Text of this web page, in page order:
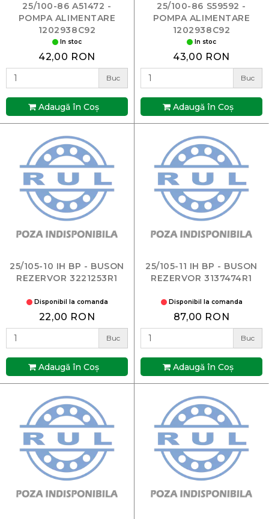
25/100-86 A51472 -
POMPA ALIMENTARE
1202938C92
In stoc
42,00 RON
Buc
Adaugă în Coş
25/100-86 S59592 -
POMPA ALIMENTARE
1202938C92
In stoc
43,00 RON
Buc
Adaugă în Coş
25/105-10 IH BP - BUSON
REZERVOR 3221253R1
Disponibil la comanda
22,00 RON
Buc
Adaugă în Coş
25/105-11 IH BP - BUSON
REZERVOR 3137474R1
Disponibil la comanda
87,00 RON
Buc
Adaugă în Coş